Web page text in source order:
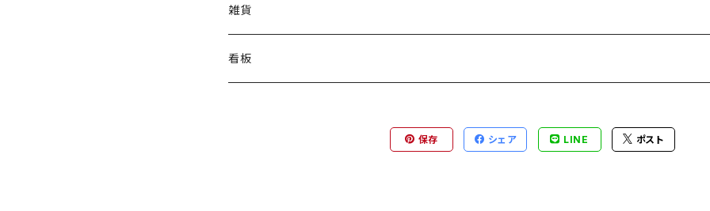
壁掛けオブジェ
スツール
テーブル
雑貨
お香立て
看板
保存 シェア LINE ポスト